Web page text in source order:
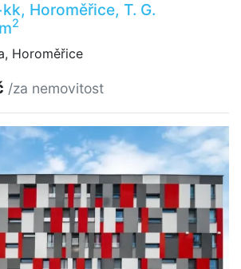
Horoměřice, T. G.
2
Horoměřice
/za nemovitost